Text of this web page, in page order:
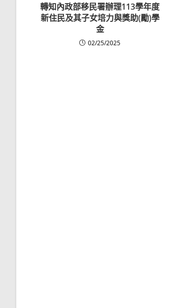
轉知內政部移民署辦理113學年度
新住民及其子女培力與獎助(勵)學
金
02/25/2025